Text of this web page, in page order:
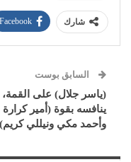
شارك Facebook
السابق بوست
(ياسر جلال) على القمة،
ينافسه بقوة (أمير كرارة
وأحمد مكي ونيللي كريم)